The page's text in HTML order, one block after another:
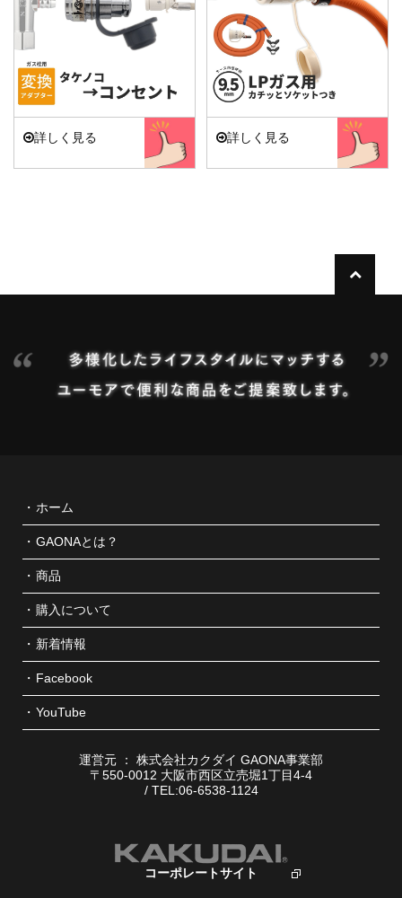
詳しく見る 詳しく見る
ホーム
GAONAとは？
商品
購入について
新着情報
Facebook
YouTube
運営元 ： 株式会社カクダイ GAONA事業部
〒550-0012 大阪市西区立売堀1丁目4-4
/ TEL:06-6538-1124
コーポレートサイト